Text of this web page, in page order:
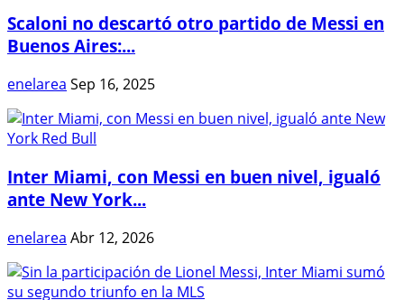
Scaloni no descartó otro partido de Messi en
Buenos Aires:...
enelarea Sep 16, 2025
Inter Miami, con Messi en buen nivel, igualó
ante New York...
enelarea Abr 12, 2026